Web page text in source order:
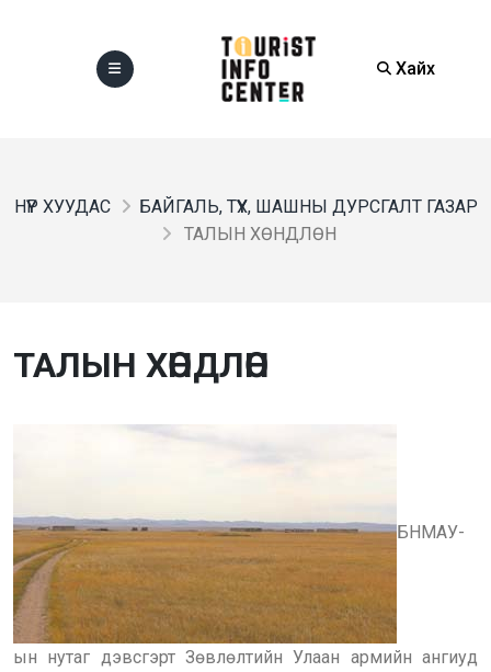
Хайх
НҮҮР ХУУДАС
БАЙГАЛЬ, ТҮҮХ, ШАШНЫ ДУРСГАЛТ ГАЗАР
ТАЛЫН ХӨНДЛӨН
ТАЛЫН ХӨНДЛӨН
БНМАУ-
ын нутаг дэвсгэрт Зөвлөлтийн Улаан армийн ангиуд